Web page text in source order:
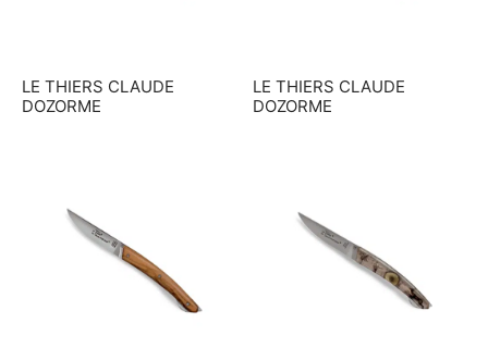
LE THIERS CLAUDE
DOZORME
LE THIERS CLAUDE
DOZORME